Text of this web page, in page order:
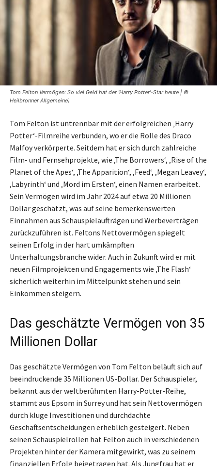
Tom Felton Vermögen: So viel Geld hat der 'Harry Potter'-Star heute | ©
Heilbronner Allgemeine)
Tom Felton ist untrennbar mit der erfolgreichen ‚Harry
Potter‘-Filmreihe verbunden, wo er die Rolle des Draco
Malfoy verkörperte. Seitdem hat er sich durch zahlreiche
Film- und Fernsehprojekte, wie ‚The Borrowers‘, ‚Rise of the
Planet of the Apes‘, ‚The Apparition‘, ‚Feed‘, ‚Megan Leavey‘,
‚Labyrinth‘ und ‚Mord im Ersten‘, einen Namen erarbeitet.
Sein Vermögen wird im Jahr 2024 auf etwa 20 Millionen
Dollar geschätzt, was auf seine bemerkenswerten
Einnahmen aus Schauspielaufträgen und Werbeverträgen
zurückzuführen ist. Feltons Nettovermögen spiegelt
seinen Erfolg in der hart umkämpften
Unterhaltungsbranche wider. Auch in Zukunft wird er mit
neuen Filmprojekten und Engagements wie ‚The Flash‘
sicherlich weiterhin im Mittelpunkt stehen und sein
Einkommen steigern.
Das geschätzte Vermögen von 35
Millionen Dollar
Das geschätzte Vermögen von Tom Felton beläuft sich auf
beeindruckende 35 Millionen US-Dollar. Der Schauspieler,
bekannt aus der weltberühmten Harry-Potter-Reihe,
stammt aus Epsom in Surrey und hat sein Nettovermögen
durch kluge Investitionen und durchdachte
Geschäftsentscheidungen erheblich gesteigert. Neben
seinen Schauspielrollen hat Felton auch in verschiedenen
Projekten hinter der Kamera mitgewirkt, was zu seinem
finanziellen Erfolg beigetragen hat. Als Jungfrau hat er